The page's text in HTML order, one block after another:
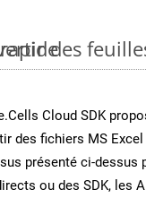
des
Cloud SDK
des fichiers MS
présenté ci-dessus
ou des SDK, les